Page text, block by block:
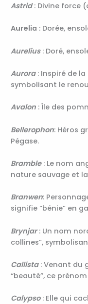
Astrid: Divine force
Aurelia : Dorée,
Aurelius: Doré,
Aurora: Inspiré de la
symbolisant le
Avalon : Île des
Bellerophon: Héros
Pégase.
Bramble: Le nom
nature sauvage et
Branwen:
signifie “bénie” en
Brynjar: Un nom
collines”,
Callista: Venant du
“beauté”, ce
Calypso: Elle qui